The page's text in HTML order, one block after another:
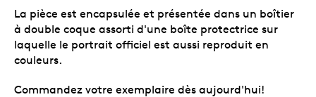
La pièce est encapsulée et présentée dans un boîtier
à double coque assorti d'une boîte protectrice sur
laquelle le portrait officiel est aussi reproduit en
couleurs.
Commandez votre exemplaire dès aujourd'hui!